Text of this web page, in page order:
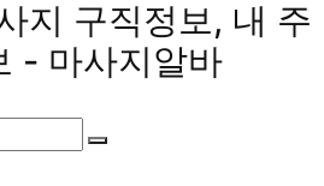
지 구직정보, 내 주
- 마사지알바